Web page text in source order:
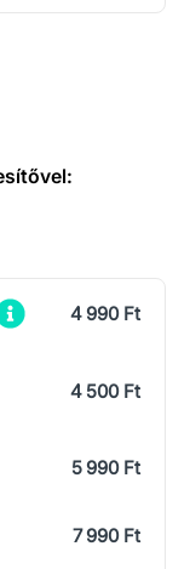
4 990 Ft
4 500 Ft
5 990 Ft
7 990 Ft